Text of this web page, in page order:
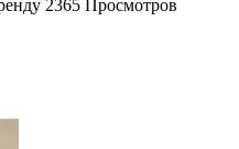
2365 Просмотров